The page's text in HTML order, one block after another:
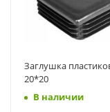
Заглушка
20*20
В наличии